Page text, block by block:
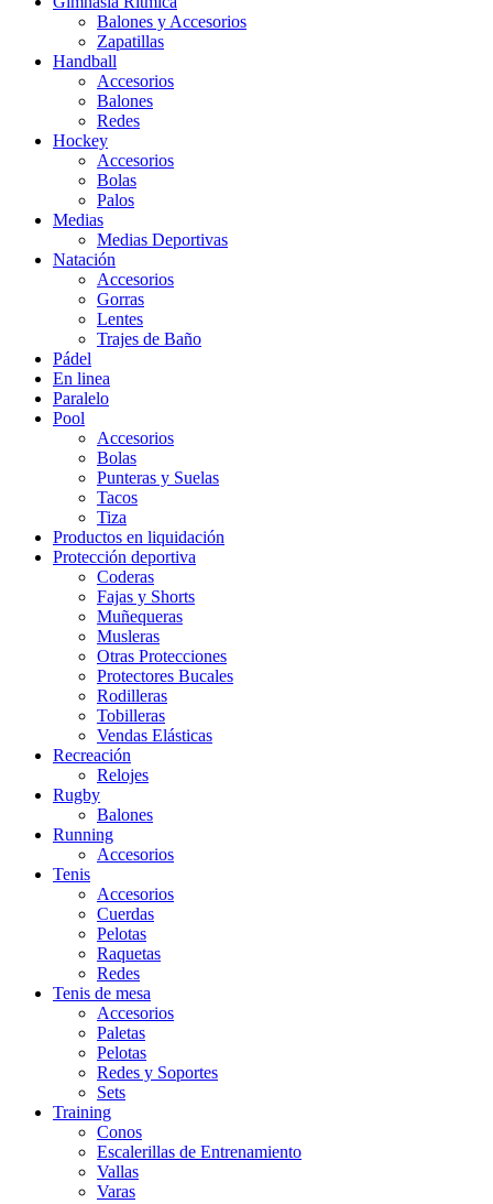
Balones y Accesorios
Zapatillas
Handball
Accesorios
Balones
Redes
Hockey
Accesorios
Bolas
Palos
Medias
Medias Deportivas
Natación
Accesorios
Gorras
Lentes
Trajes de Baño
Pádel
En linea
Paralelo
Pool
Accesorios
Bolas
Punteras y Suelas
Tacos
Tiza
Productos en liquidación
Protección deportiva
Coderas
Fajas y Shorts
Muñequeras
Musleras
Otras Protecciones
Protectores Bucales
Rodilleras
Tobilleras
Vendas Elásticas
Recreación
Relojes
Rugby
Balones
Running
Accesorios
Tenis
Accesorios
Cuerdas
Pelotas
Raquetas
Redes
Tenis de mesa
Accesorios
Paletas
Pelotas
Redes y Soportes
Sets
Training
Conos
Escalerillas de Entrenamiento
Vallas
Varas